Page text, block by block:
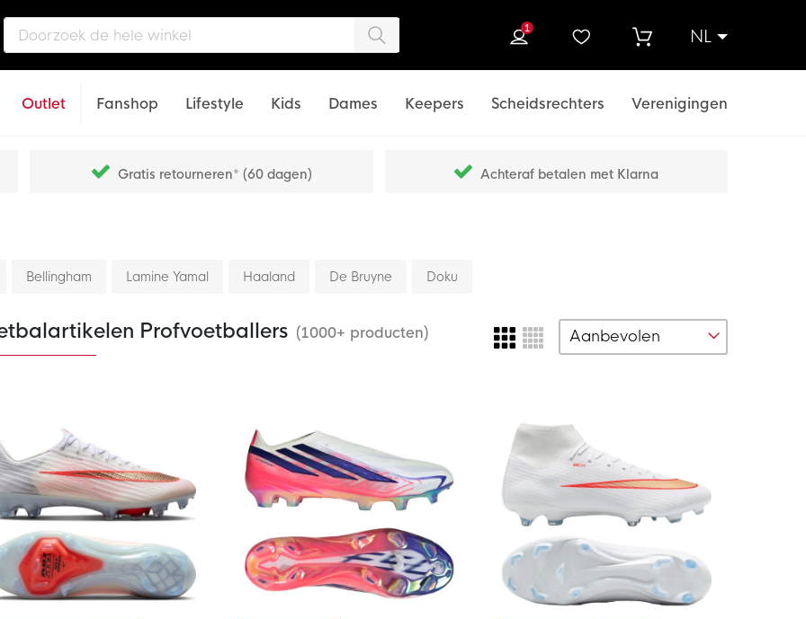
NL
1
Outlet Fanshop Lifestyle Kids Dames Keepers Scheidsrechters Verenigingen
Gratis retourneren* (60 dagen) Achteraf betalen met Klarna
Bellingham Lamine Yamal Haaland De Bruyne Doku
Profvoetballers (1000+ producten)